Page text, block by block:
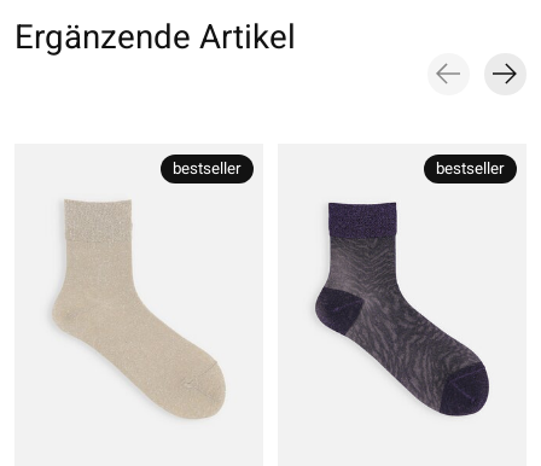
Ergänzende Artikel
bestseller bestseller